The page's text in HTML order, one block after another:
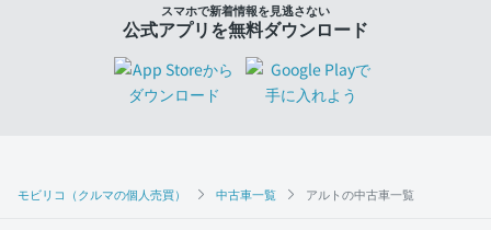
モビリコ（クルマの個人売買） 中古車一覧 アルトの中古車一覧
スマホで新着情報を見逃さない
公式アプリを無料ダウンロード